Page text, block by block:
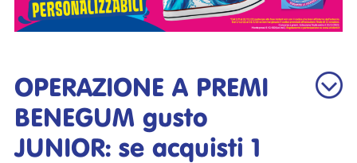
OPERAZIONE A PREMI
BENEGUM gusto
JUNIOR: se acquisti 1